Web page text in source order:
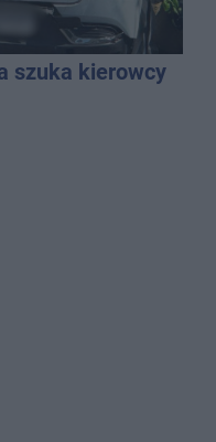
szuka kierowcy